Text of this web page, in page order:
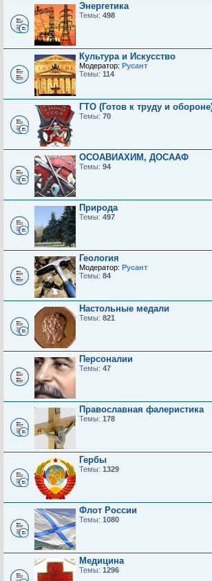
Энергетика
Темы: 498
Культура и Искусство
Модератор: Русант
Темы: 114
ГТО (Готов к труду и
Темы: 70
ОСОАВИАХИМ, ДОСААФ
Темы: 94
Природа
Темы: 497
Геология
Модератор: Русант
Темы: 84
Настольные медали
Темы: 821
Персоналии
Темы: 47
Православная фалеристика
Темы: 178
Гербы
Темы: 1329
Флот России
Темы: 1080
Медицина
Темы: 1296